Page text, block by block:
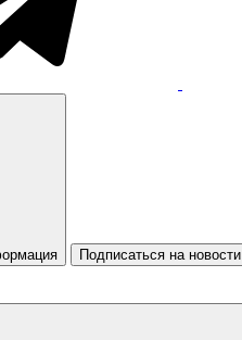
Подписаться на новости